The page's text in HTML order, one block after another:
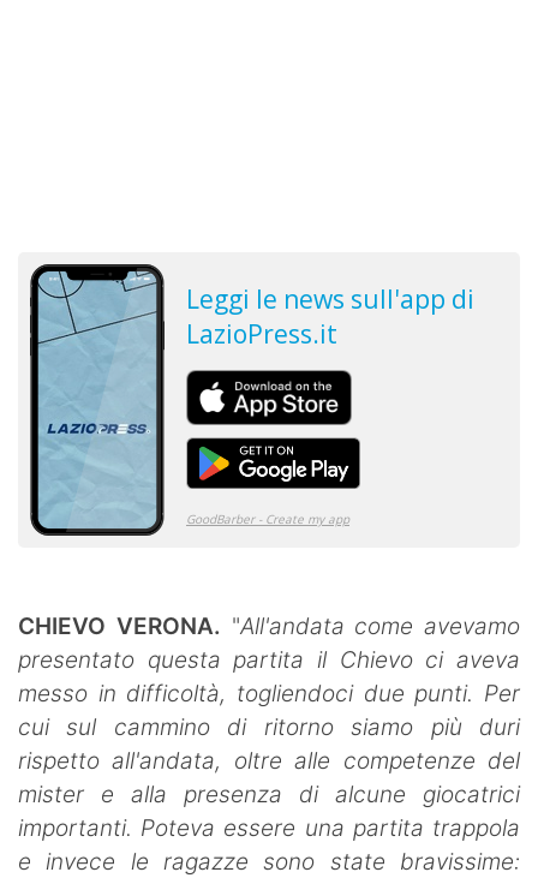
CHIEVO VERONA. "All'andata come avevamo
presentato questa partita il Chievo ci aveva
messo in difficoltà, togliendoci due punti. Per
cui sul cammino di ritorno siamo più duri
rispetto all'andata, oltre alle competenze del
mister e alla presenza di alcune giocatrici
importanti. Poteva essere una partita trappola
e invece le ragazze sono state bravissime: